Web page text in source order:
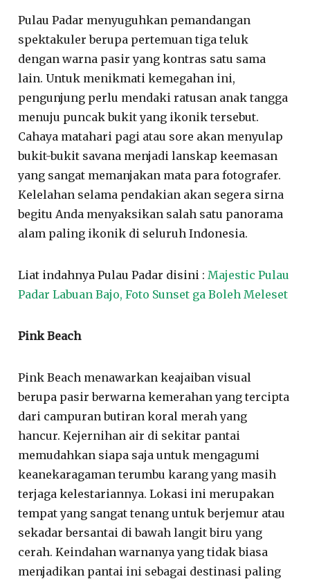
Pulau Padar menyuguhkan pemandangan
spektakuler berupa pertemuan tiga teluk
dengan warna pasir yang kontras satu sama
lain. Untuk menikmati kemegahan ini,
pengunjung perlu mendaki ratusan anak tangga
menuju puncak bukit yang ikonik tersebut.
Cahaya matahari pagi atau sore akan menyulap
bukit-bukit savana menjadi lanskap keemasan
yang sangat memanjakan mata para fotografer.
Kelelahan selama pendakian akan segera sirna
begitu Anda menyaksikan salah satu panorama
alam paling ikonik di seluruh Indonesia.
Liat indahnya Pulau Padar disini : Majestic Pulau
Padar Labuan Bajo, Foto Sunset ga Boleh Meleset
Pink Beach
Pink Beach menawarkan keajaiban visual
berupa pasir berwarna kemerahan yang tercipta
dari campuran butiran koral merah yang
hancur. Kejernihan air di sekitar pantai
memudahkan siapa saja untuk mengagumi
keanekaragaman terumbu karang yang masih
terjaga kelestariannya. Lokasi ini merupakan
tempat yang sangat tenang untuk berjemur atau
sekadar bersantai di bawah langit biru yang
cerah. Keindahan warnanya yang tidak biasa
menjadikan pantai ini sebagai destinasi paling